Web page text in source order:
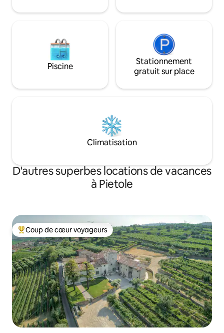
Piscine
Stationnement
gratuit sur place
Climatisation
D'autres superbes locations de vacances
à Pietole
Coup de cœur voyageurs parmi les plus aimés
Coup de cœur voyageurs